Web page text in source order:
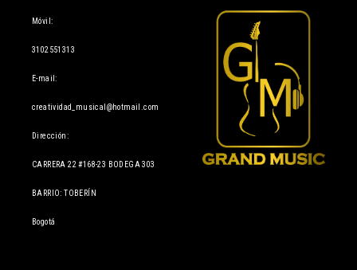
Móvil:
3102551313
E-mail:
creatividad_musical@hotmail.com
Dirección:
CARRERA 22 #168-23 BODEGA 303
BARRIO: TOBERÍN
Bogotá